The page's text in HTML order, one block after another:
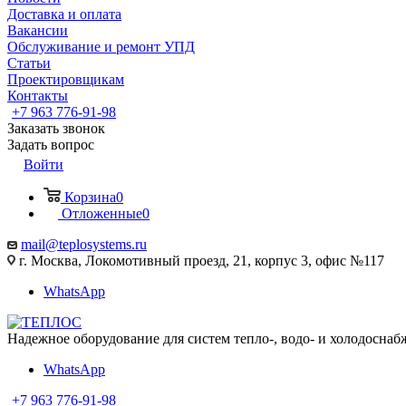
Доставка и оплата
Вакансии
Обслуживание и ремонт УПД
Статьи
Проектировщикам
Контакты
+7 963 776-91-98
Заказать звонок
Задать вопрос
Войти
Корзина0
Отложенные0
mail@teplosystems.ru
г. Москва, Локомотивный проезд, 21, корпус 3, офис №117
WhatsApp
Надежное оборудование для систем тепло-, водо- и
WhatsApp
+7 963 776-91-98